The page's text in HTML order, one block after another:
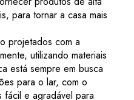
para tornar a casa mais
projetados com a
utilizando materiais
está sempre em busca
para o lar, com o
fácil e agradável para